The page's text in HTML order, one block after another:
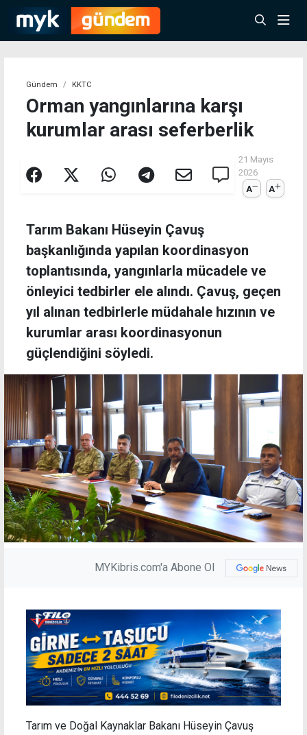
Gündem KKTC
Orman yangınlarına karşı
kurumlar arası seferberlik
21 Mayıs
2026
A
A
Tarım Bakanı Hüseyin Çavuş
başkanlığında yapılan koordinasyon
toplantısında, yangınlarla mücadele ve
önleyici tedbirler ele alındı. Çavuş, geçen
yıl alınan tedbirlerle müdahale hızının ve
kurumlar arası koordinasyonun
güçlendiğini söyledi.
MYKibris.com'a Abone Ol
Tarım ve Doğal Kaynaklar Bakanı Hüseyin Çavuş